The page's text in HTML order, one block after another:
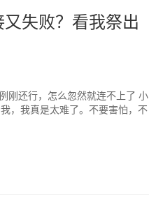
又失败？看我祭出
刚还行，怎么忽然就连不上了 小
，我真是太难了。不要害怕，不